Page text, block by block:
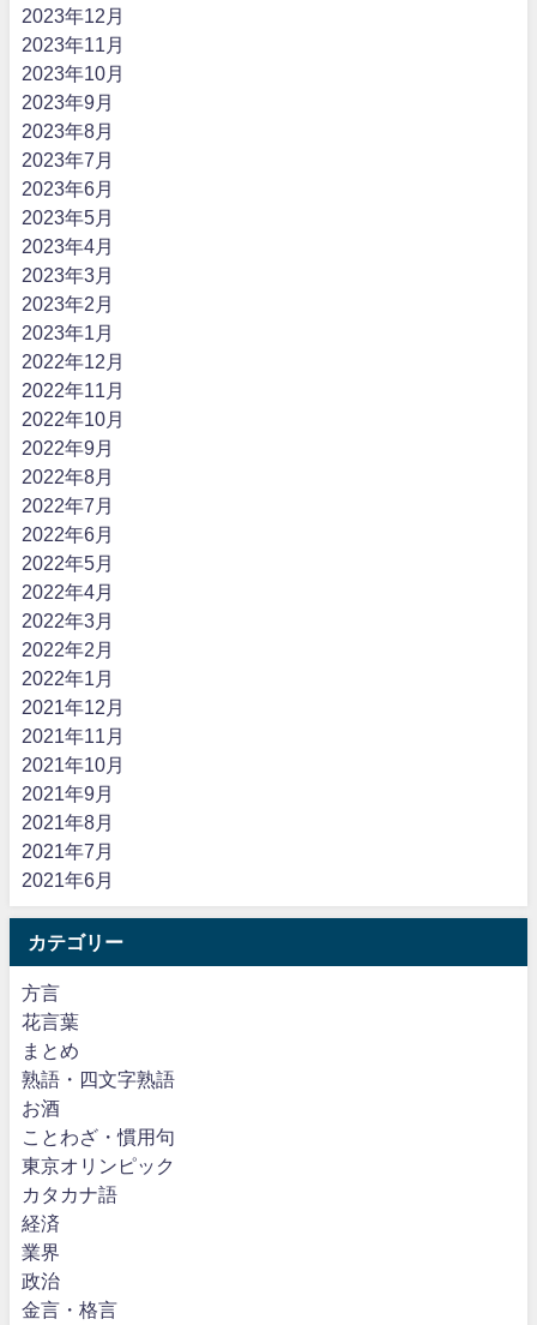
2023年12月
2023年11月
2023年10月
2023年9月
2023年8月
2023年7月
2023年6月
2023年5月
2023年4月
2023年3月
2023年2月
2023年1月
2022年12月
2022年11月
2022年10月
2022年9月
2022年8月
2022年7月
2022年6月
2022年5月
2022年4月
2022年3月
2022年2月
2022年1月
2021年12月
2021年11月
2021年10月
2021年9月
2021年8月
2021年7月
2021年6月
カテゴリー
方言
花言葉
まとめ
熟語・四文字熟語
お酒
ことわざ・慣用句
東京オリンピック
カタカナ語
経済
業界
政治
金言・格言